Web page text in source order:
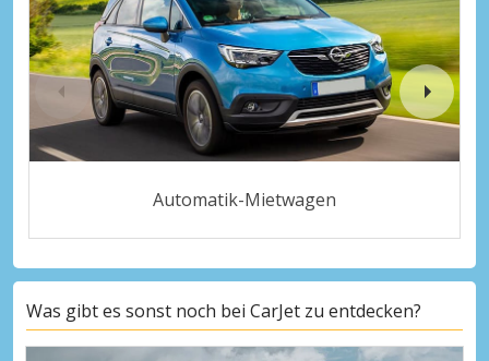
Automatik-Mietwagen
Was gibt es sonst noch bei CarJet zu entdecken?